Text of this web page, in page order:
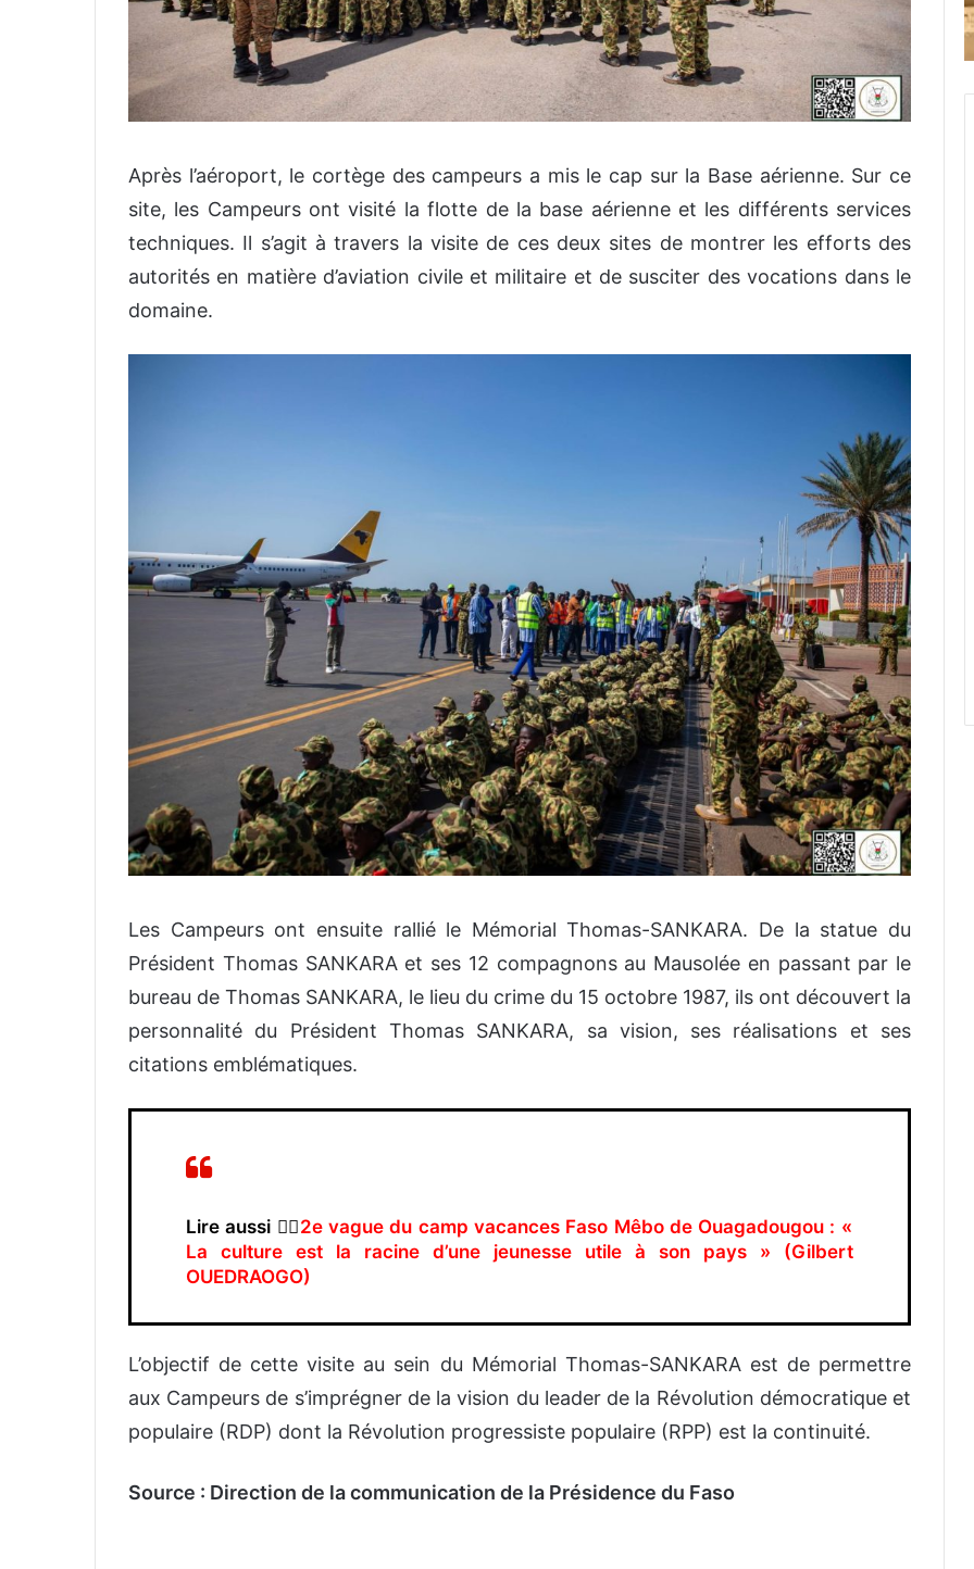
Après l’aéroport, le cortège des campeurs a mis le cap sur la Base aérienne. Sur ce
site, les Campeurs ont visité la flotte de la base aérienne et les différents services
techniques. Il s’agit à travers la visite de ces deux sites de montrer les efforts des
autorités en matière d’aviation civile et militaire et de susciter des vocations dans le
domaine.
Les Campeurs ont ensuite rallié le Mémorial Thomas-SANKARA. De la statue du
Président Thomas SANKARA et ses 12 compagnons au Mausolée en passant par le
bureau de Thomas SANKARA, le lieu du crime du 15 octobre 1987, ils ont découvert la
personnalité du Président Thomas SANKARA, sa vision, ses réalisations et ses
citations emblématiques.
Lire aussi 👉🏿2e vague du camp vacances Faso Mêbo de Ouagadougou : «
La culture est la racine d’une jeunesse utile à son pays » (Gilbert
OUEDRAOGO)
L’objectif de cette visite au sein du Mémorial Thomas-SANKARA est de permettre
aux Campeurs de s’imprégner de la vision du leader de la Révolution démocratique et
populaire (RDP) dont la Révolution progressiste populaire (RPP) est la continuité.
Source : Direction de la communication de la Présidence du Faso